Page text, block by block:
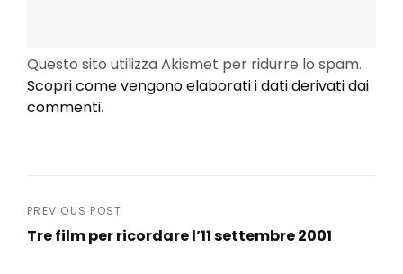
Questo sito utilizza Akismet per ridurre lo spam.
Scopri come vengono elaborati i dati derivati dai
commenti.
Navigazione
articoli
PREVIOUS POST
Tre film per ricordare l’11 settembre 2001